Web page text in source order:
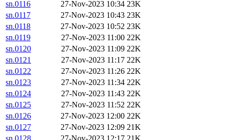
sn.0116 27-Nov-2023 10:34 23K
sn.0117
27-Nov-2023 10:43 23K
sn.0118
27-Nov-2023 10:52 23K
sn.0119
27-Nov-2023 11:00 22K
sn.0120
27-Nov-2023 11:09 22K
sn.0121
27-Nov-2023 11:17 22K
sn.0122
27-Nov-2023 11:26 22K
sn.0123
27-Nov-2023 11:34 22K
sn.0124
27-Nov-2023 11:43 22K
sn.0125
27-Nov-2023 11:52 22K
sn.0126
27-Nov-2023 12:00 22K
sn.0127
27-Nov-2023 12:09 21K